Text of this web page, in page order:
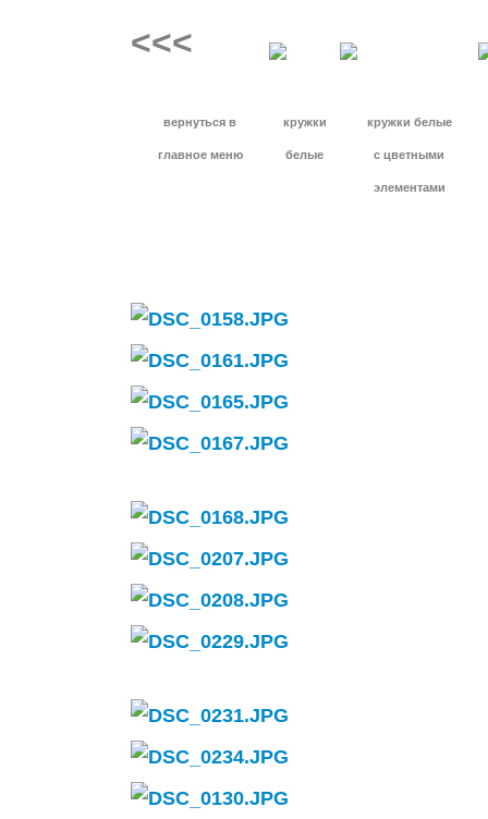
<<<
вернуться в
главное меню
кружки
белые
кружки белые
с цветными
элементами